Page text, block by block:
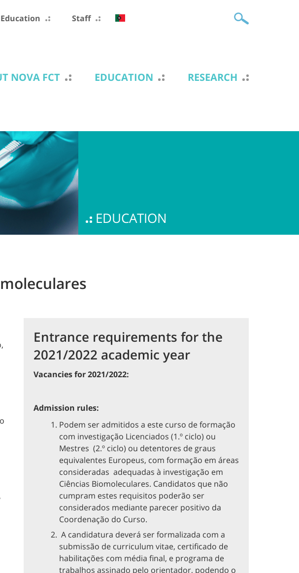
Staff
NOVA FCT EDUCATION RESEARCH
EDUCATION
Entrance requirements for the
2021/2022 academic year
Vacancies for 2021/2022:
Admission rules:
Podem ser admitidos a este curso de formação
com investigação Licenciados (1.º ciclo) ou
Mestres (2.º ciclo) ou detentores de graus
equivalentes Europeus, com formação em áreas
consideradas adequadas à investigação em
Ciências Biomoleculares. Candidatos que não
cumpram estes requisitos poderão ser
considerados mediante parecer positivo da
Coordenação do Curso.
A candidatura deverá ser formalizada com a
submissão de curriculum vitae, certificado de
habilitações com média final, e programa de
trabalhos assinado pelo orientador, podendo o